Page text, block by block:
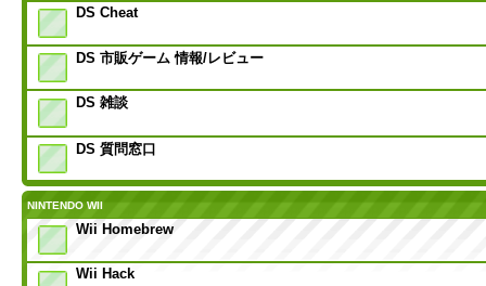
DS Cheat
DS 市販ゲーム 情報/レビュー
DS 雑談
DS 質問窓口
NINTENDO WII
Wii Homebrew
Wii Hack